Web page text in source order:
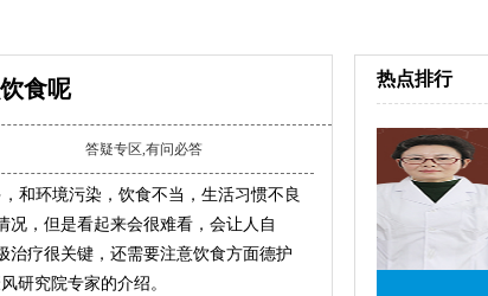
食呢
答疑专区,有问必答
和环境污染，饮食不当，生活习惯不良
况，但是看起来会很难看，会让人自
治疗很关键，还需要注意饮食方面德护
研究院专家的介绍。
热点排行